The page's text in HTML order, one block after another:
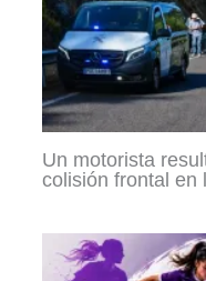
Un motorista
colisión frontal en